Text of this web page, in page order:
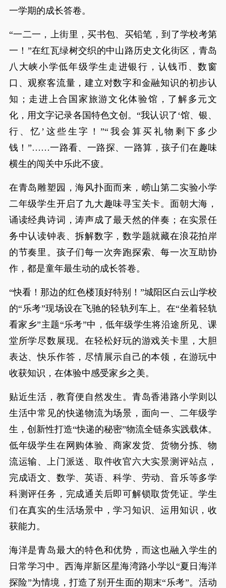
一学期的成长答卷。
“一二一，上街里，买书包、买铅笔，到了学校考第
一！”在红瓦绿树交织的中山路历史文化街区，青岛
八大峡小学低年级学生走进银行，认钱币、数窗
口、观察客流量，建立对数字和金融知识的初步认
知；走进上合国家旅游文化体验馆，了解多元文
化，用文字记录各国特色文创。“我认识了‘馆、银、
行、忆’这些生字！”“我会算买礼物剩下多少
钱！”……一路看、一路探、一路算，孩子们在趣味
横生的闯关中乐此不疲。
在青岛雕塑园，海风扑面而来，崂山第二实验小学
二年级学生开启了九大趣味寻宝关卡。面朝大海，
诵读经典诗词，涛声成了最天然的伴奏；在实景任
务中认读钟表、拆解数字，数学题就藏在浪花拍岸
的节奏里。孩子们每一次奔跑探索、每一次互助协
作，都是童年最生动的成长答卷。
“快看！那边的红色楼顶好特别！”城阳区白云山学校
的“乐考”现场设在飞驰的轻轨列车上。在“坐着轻轨
看家乡”主题“乐考”中，低年级学生将沿途所见、课
堂所学尽数展现。在轻松好玩的游戏关卡里，大胆
表达、快乐作答，尽情展示自己的本领，在游玩中
收获知识，在体验中感受家乡之美。
贴近生活，教育便自然发生。青岛香港路小学则以
生活中常见的快递物流为场景，面向一、二年级学
生，创新性打造“快递的秘密”物流全链条实践载体。
低年级学生在网购体验、商家发货、货物分拣、物
流运输、上门派送、取件收官六大实景测评站点，
完成语文、数学、英语、科学、劳动、音乐等多学
科测评任务，完成通关后即可解锁取货凭证。学生
们在真实的生活场景中，学习知识、运用知识，收
获能力。
海洋是青岛最大的特色和优势，而这也融入学生的
日常学习中。西海岸新区星海湾路小学以“夏日海洋
探险”为情境，打造了别开生面的期末“乐考”。活动